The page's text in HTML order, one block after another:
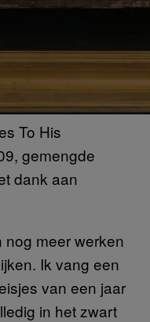
To His
gemengde
dank aan
meer werken
Ik vang een
van een jaar
in het zwart